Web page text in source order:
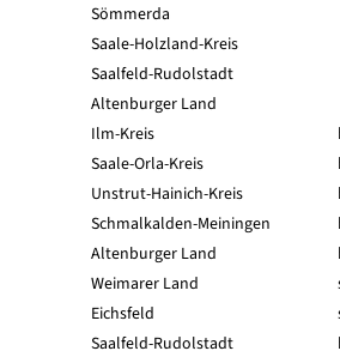
Sömmerda
Saale-Holzland-Kreis
Saalfeld-Rudolstadt
Altenburger Land
Ilm-Kreis
Saale-Orla-Kreis
Unstrut-Hainich-Kreis
Schmalkalden-Meiningen
Altenburger Land
Weimarer Land
Eichsfeld
Saalfeld-Rudolstadt